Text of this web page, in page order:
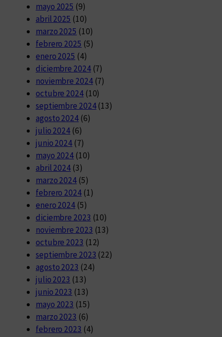
mayo 2025 (9)
abril 2025 (10)
marzo 2025 (10)
febrero 2025 (5)
enero 2025 (4)
diciembre 2024(7)
noviembre 2024(7)
octubre 2024(10)
septiembre 2024(13)
agosto 2024(6)
julio 2024 (6)
junio 2024 (7)
mayo 2024 (10)
abril 2024 (3)
marzo 2024 (5)
febrero 2024(1)
enero 2024 (5)
diciembre 2023 (10)
noviembre 2023 (13)
octubre 2023 (12)
septiembre 2023 (22)
agosto 2023 (24)
julio 2023 (13)
junio 2023 (13)
mayo 2023 (15)
marzo 2023 (6)
febrero 2023 (4)